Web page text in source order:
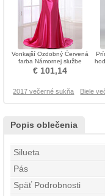
Vonkajší Ozdobný Červená
farba Námornej službe
Pružina Večerné šaty
€ 101,14
2017 večerné sukňa Biele
Popis oblečenia
Silueta
Pás
Späť Podrobnosti